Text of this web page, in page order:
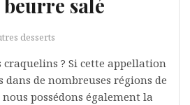
salé
desserts
craquelins ? Si cette appellation
dans de nombreuses régions de
possédons également la